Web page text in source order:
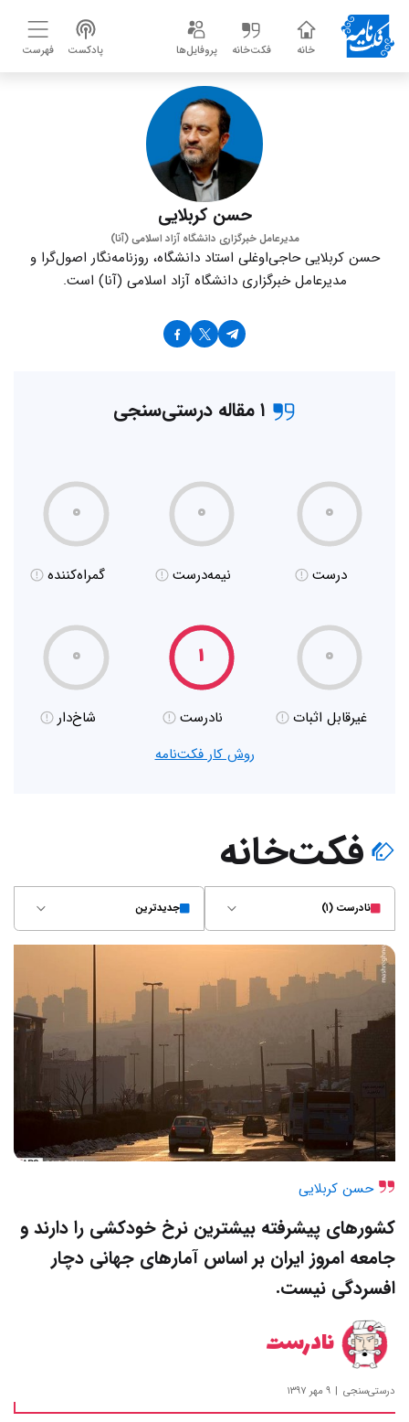
خانه فکت‌خانه پروفایل‌ها پادکست فهرست
حسن کربلایی
مدیرعامل خبرگزاری دانشگاه آزاد اسلامی (آنا)
حسن کربلایی حاجی‌اوغلی استاد دانشگاه، روزنامه‌نگار اصول‌گرا و
مدیرعامل خبرگزاری دانشگاه آزاد اسلامی (آنا) است.
۱ مقاله درستی‌سنجی
۰
درست
۰
نیمه‌درست
۰
گمراه‌کننده
۰
غیر‌قابل اثبات
۱
نادرست
۰
شاخ‌دار
روش کار فکت‌نامه
فکت‌خانه
نادرست (۱) جدیدترین
حسن کربلایی
کشورهای پیشرفته بیشترین نرخ خودکشی را دارند و
جامعه امروز ایران بر اساس آمارهای جهانی دچار
افسردگی نیست.
نادرست
درستی‌سنجی ۹ مهر ۱۳۹۷